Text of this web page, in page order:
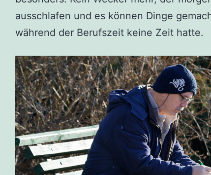
ausschlafen und es können Dinge
während der Berufszeit keine Zeit hatte.